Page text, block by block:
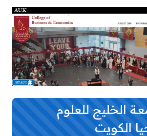
الخليج للعلوم
الكويت